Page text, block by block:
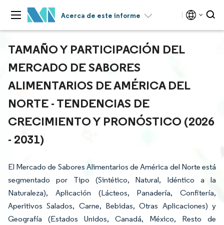
Acerca de este informe
TAMAÑO Y PARTICIPACIÓN DEL
MERCADO DE SABORES
ALIMENTARIOS DE AMÉRICA DEL
NORTE - TENDENCIAS DE
CRECIMIENTO Y PRONÓSTICO (2026
- 2031)
El Mercado de Sabores Alimentarios de América del Norte está
segmentado por Tipo (Sintético, Natural, Idéntico a la
Naturaleza), Aplicación (Lácteos, Panadería, Confitería,
Aperitivos Salados, Carne, Bebidas, Otras Aplicaciones) y
Geografía (Estados Unidos, Canadá, México, Resto de